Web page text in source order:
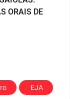
ORAIS DE
EJA